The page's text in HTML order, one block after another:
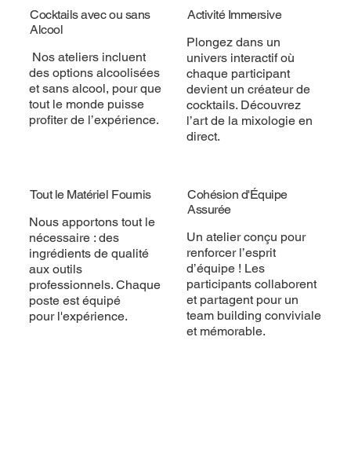
Cocktails avec ou sans
Alcool
Nos ateliers incluent
des options alcoolisées
et sans alcool, pour que
tout le monde puisse
profiter de l’expérience.
Activité Immersive
Plongez dans un
univers interactif où
chaque participant
devient un créateur de
cocktails. Découvrez
l’art de la mixologie en
direct.
Tout le Matériel Fournis
Nous apportons tout le
nécessaire : des
ingrédients de qualité
aux outils
professionnels. Chaque
poste est équipé
pour l'expérience.
Cohésion d'Équipe
Assurée
Un atelier conçu pour
renforcer l’esprit
d’équipe ! Les
participants collaborent
et partagent pour un
team building conviviale
et mémorable.